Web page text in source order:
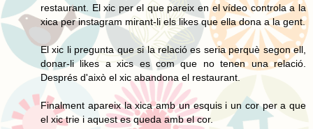
restaurant. El xic per el que pareix en el vídeo controla a la
xica per instagram mirant-li els likes que ella dona a la gent.
El xic li pregunta que si la relació es seria perquè segon ell,
donar-li likes a xics es com que no tenen una relació.
Després d'això el xic abandona el restaurant.
Finalment apareix la xica amb un esquis i un cor per a que
el xic trie i aquest es queda amb el cor.